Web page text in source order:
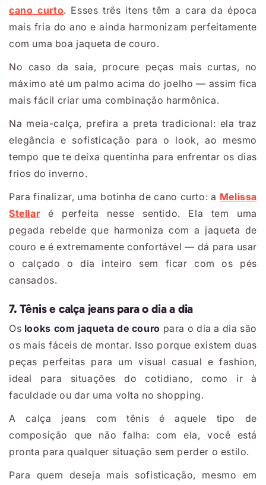
cano curto. Esses três itens têm a cara da época
mais fria do ano e ainda harmonizam perfeitamente
com uma boa jaqueta de couro.
No caso da saia, procure peças mais curtas, no
máximo até um palmo acima do joelho — assim fica
mais fácil criar uma combinação harmônica.
Na meia-calça, prefira a preta tradicional: ela traz
elegância e sofisticação para o look, ao mesmo
tempo que te deixa quentinha para enfrentar os dias
frios do inverno.
Para finalizar, uma botinha de cano curto: a Melissa
Stellaré perfeita nesse sentido. Ela tem uma
pegada rebelde que harmoniza com a jaqueta de
couro e é extremamente confortável — dá para usar
o calçado o dia inteiro sem ficar com os pés
cansados.
7. Tênis e calça jeans para o dia a dia
Os looks com jaqueta de couro para o dia a dia são
os mais fáceis de montar. Isso porque existem duas
peças perfeitas para um visual casual e fashion,
ideal para situações do cotidiano, como ir à
faculdade ou dar uma volta no shopping.
A calça jeans com tênis é aquele tipo de
composição que não falha: com ela, você está
pronta para qualquer situação sem perder o estilo.
Para quem deseja mais sofisticação, mesmo em